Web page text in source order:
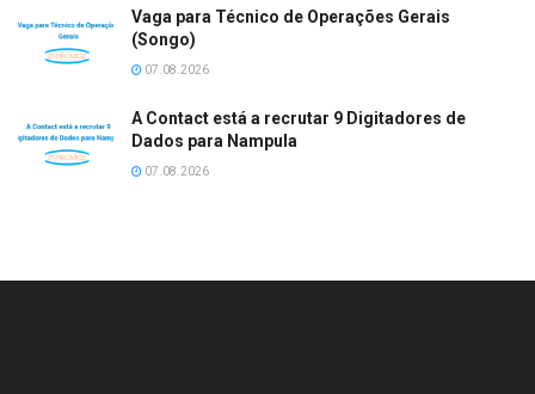
Vaga para Técnico de Operações Gerais
(Songo)
07.08.2026
A Contact está a recrutar 9 Digitadores de
Dados para Nampula
07.08.2026